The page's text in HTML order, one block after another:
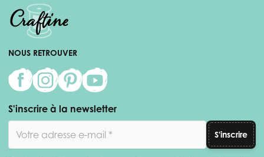
NOUS RETROUVER
S'inscrire à la newsletter
S'inscrire